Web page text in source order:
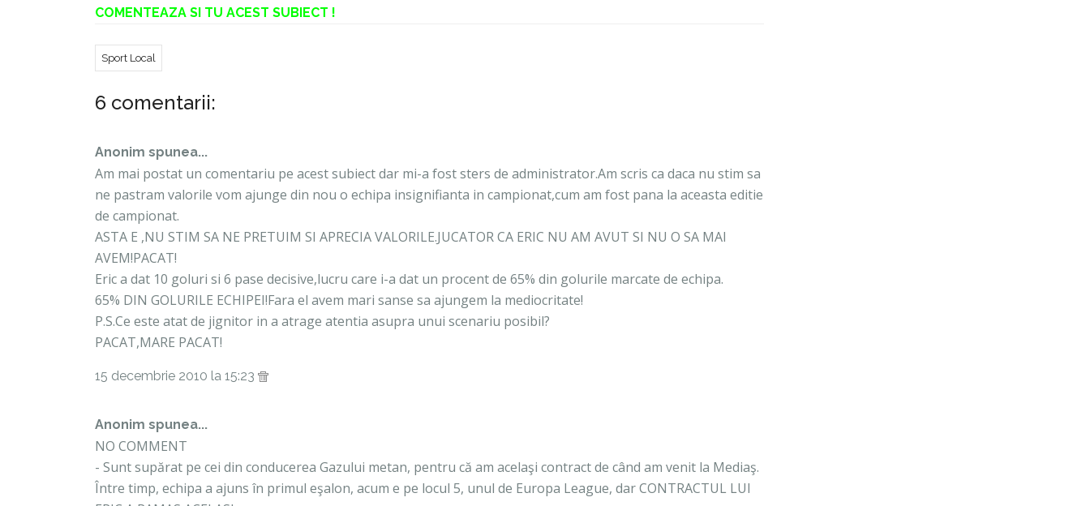
COMENTEAZA SI TU ACEST SUBIECT !
Sport Local
6 comentarii:
Anonim spunea...
Am mai postat un comentariu pe acest subiect dar mi-a fost sters de administrator.Am scris ca daca nu stim sa
ne pastram valorile vom ajunge din nou o echipa insignifianta in campionat,cum am fost pana la aceasta editie
de campionat.
ASTA E ,NU STIM SA NE PRETUIM SI APRECIA VALORILE.JUCATOR CA ERIC NU AM AVUT SI NU O SA MAI
AVEM!PACAT!
Eric a dat 10 goluri si 6 pase decisive,lucru care i-a dat un procent de 65% din golurile marcate de echipa.
65% DIN GOLURILE ECHIPEI!Fara el avem mari sanse sa ajungem la mediocritate!
P.S.Ce este atat de jignitor in a atrage atentia asupra unui scenariu posibil?
PACAT,MARE PACAT!
15 decembrie 2010 la 15:23
Anonim spunea...
NO COMMENT
- Sunt supărat pe cei din conducerea Gazului metan, pentru că am acelaşi contract de când am venit la Mediaş.
Între timp, echipa a ajuns în primul eşalon, acum e pe locul 5, unul de Europa League, dar CONTRACTUL LUI